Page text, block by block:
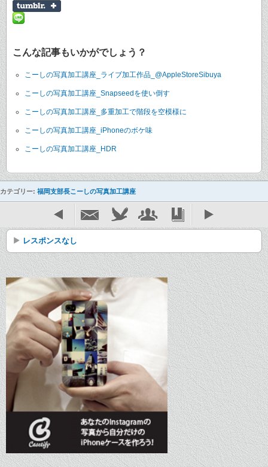
こんな記事もいかがでしょう？
こーしの写真加工講座_ライブ加工作品_@AppleStoreSibuya
こーしの写真加工講座_Snapseedを使い倒す
こーしの写真加工講座_多重加工で階段を空模様に
こーしの写真加工講座_iPhoneのボケ味
こーしの写真加工講座_HDR
カテゴリー: 福岡支部長こーしの写真加工講座
レスポンスなし